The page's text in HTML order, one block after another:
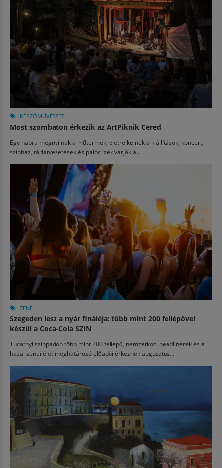
KÉPZŐMŰVÉSZET
Most szombaton érkezik az ArtPiknik Cered
Egy napra megnyílnak a műtermek, életre kelnek a kiállítások, koncert,
színház, tárlatvezetések és palóc ízek várják a...
ZENE
Szegeden lesz a nyár fináléja: több mint 200 fellépővel
készül a Coca-Cola SZIN
Tucatnyi színpadon több mint 200 fellépő, nemzetközi headlinerek és a
hazai zenei élet meghatározó előadói érkeznek augusztus...